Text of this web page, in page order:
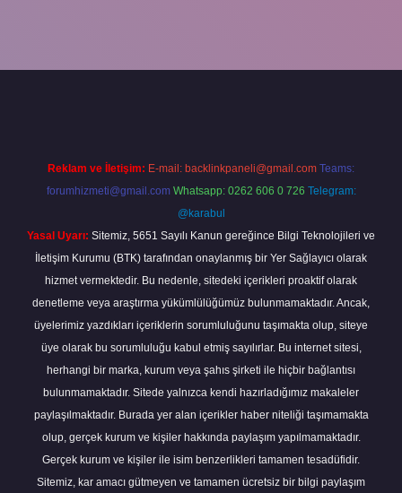
Reklam ve İletişim: E-mail: backlinkpaneli@gmail.com Teams:
forumhizmeti@gmail.com Whatsapp: 0262 606 0 726 Telegram:
@karabul
Yasal Uyarı: Sitemiz, 5651 Sayılı Kanun gereğince Bilgi Teknolojileri ve
İletişim Kurumu (BTK) tarafından onaylanmış bir Yer Sağlayıcı olarak
hizmet vermektedir. Bu nedenle, sitedeki içerikleri proaktif olarak
denetleme veya araştırma yükümlülüğümüz bulunmamaktadır. Ancak,
üyelerimiz yazdıkları içeriklerin sorumluluğunu taşımakta olup, siteye
üye olarak bu sorumluluğu kabul etmiş sayılırlar. Bu internet sitesi,
herhangi bir marka, kurum veya şahıs şirketi ile hiçbir bağlantısı
bulunmamaktadır. Sitede yalnızca kendi hazırladığımız makaleler
paylaşılmaktadır. Burada yer alan içerikler haber niteliği taşımamakta
olup, gerçek kurum ve kişiler hakkında paylaşım yapılmamaktadır.
Gerçek kurum ve kişiler ile isim benzerlikleri tamamen tesadüfidir.
Sitemiz, kar amacı gütmeyen ve tamamen ücretsiz bir bilgi paylaşım